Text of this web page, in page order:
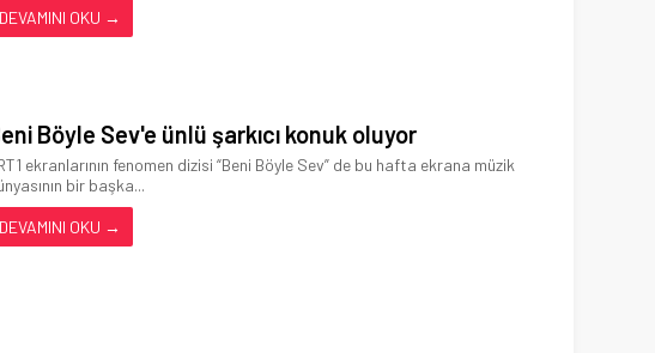
DEVAMINI OKU →
Böyle Sev'e ünlü şarkıcı konuk oluyor
ekranlarının fenomen dizisi “Beni Böyle Sev” de bu hafta ekrana müzik
bir başka...
DEVAMINI OKU →